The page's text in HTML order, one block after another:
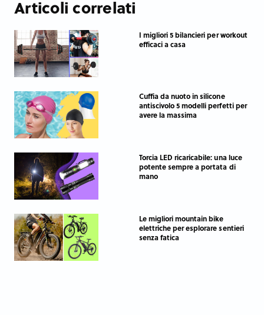
Articoli correlati
I migliori 5 bilancieri per workout
efficaci a casa
Cuffia da nuoto in silicone
antiscivolo 5 modelli perfetti per
avere la massima
Torcia LED ricaricabile: una luce
potente sempre a portata di
mano
Le migliori mountain bike
elettriche per esplorare sentieri
senza fatica